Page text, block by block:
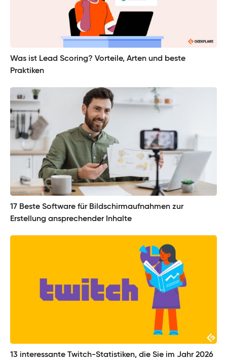
Was ist Lead Scoring? Vorteile, Arten und beste
Praktiken
17 Beste Software für Bildschirmaufnahmen zur
Erstellung ansprechender Inhalte
13 interessante Twitch-Statistiken, die Sie im Jahr 2026